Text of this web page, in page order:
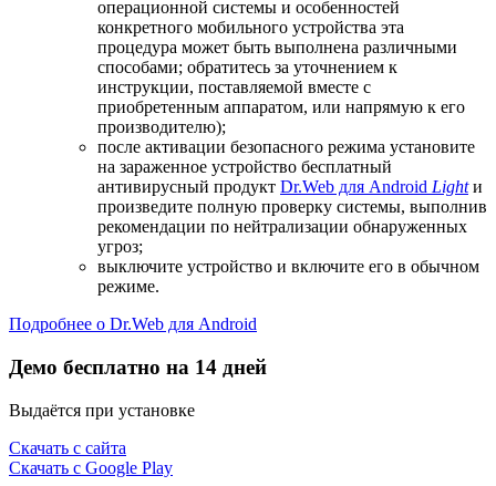
операционной системы и особенностей
конкретного мобильного устройства эта
процедура может быть выполнена различными
способами; обратитесь за уточнением к
инструкции, поставляемой вместе с
приобретенным аппаратом, или напрямую к его
производителю);
после активации безопасного режима установите
на зараженное устройство бесплатный
антивирусный продукт Dr.Web для Android Lightи
произведите полную проверку системы, выполнив
рекомендации по нейтрализации обнаруженных
угроз;
выключите устройство и включите его в обычном
режиме.
Подробнее о Dr.Web для Android
Демо бесплатно на 14 дней
Выдаётся при установке
Скачать с сайта
Скачать с Google Play